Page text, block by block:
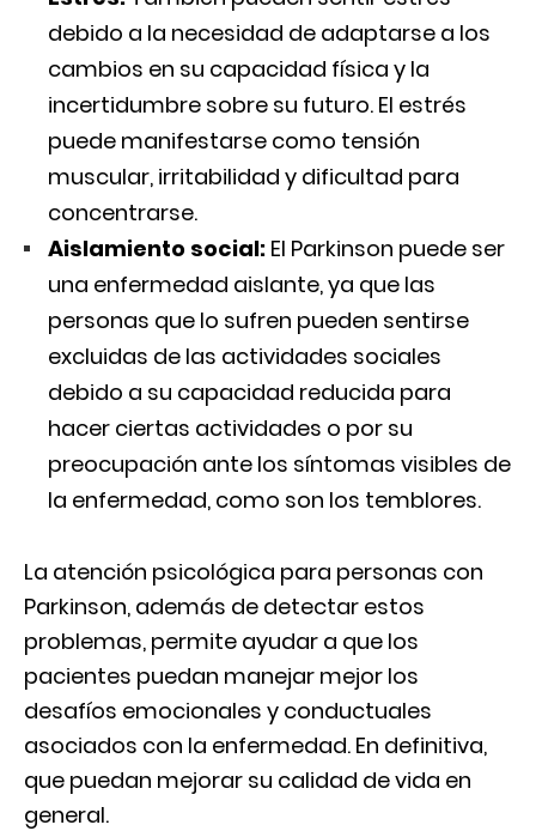
debido a la necesidad de adaptarse a los
cambios en su capacidad física y la
incertidumbre sobre su futuro. El estrés
puede manifestarse como tensión
muscular, irritabilidad y dificultad para
concentrarse.
Aislamiento social: El Parkinson puede ser
una enfermedad aislante, ya que las
personas que lo sufren pueden sentirse
excluidas de las actividades sociales
debido a su capacidad reducida para
hacer ciertas actividades o por su
preocupación ante los síntomas visibles de
la enfermedad, como son los temblores.
La atención psicológica para personas con
Parkinson, además de detectar estos
problemas, permite ayudar a que los
pacientes puedan manejar mejor los
desafíos emocionales y conductuales
asociados con la enfermedad. En definitiva,
que puedan mejorar su calidad de vida en
general.